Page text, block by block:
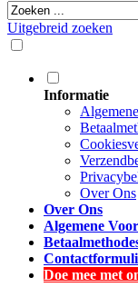
Uitgebreid zoeken
Informatie
Over Ons
Over Ons
Algemene
Doe mee met